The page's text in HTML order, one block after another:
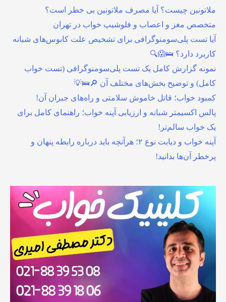
ملاتونین چیست؟ آیا مصرف ملاتونین بی خطر است؟
متخصص مغز و اعصاب و فلوشیپ خواب در تهران
آیا تست پلی‌سومنوگرافی برای تشخیص علت کابوس‌های شبانه
کاربرد دارد؟ 🛌😱🔍
نمونه گزارش کامل یک تست پلی‌سومنوگرافی (تست خواب
کامل) و توضیح بخش‌های مختلف آن 🔎🛌💡
کمبود خواب؛ قاتل خاموش سلامتی و راه‌های جبران آن!
پالس اکسیمتر شبانه و ارزیابی آپنه خواب؛ راهنمای کامل برای
یک خواب سالم‌تر!
آپنه خواب و دیابت نوع ۲؛ هرآنچه باید درباره رابطه پنهان و
پرخطر آن‌ها بدانید!